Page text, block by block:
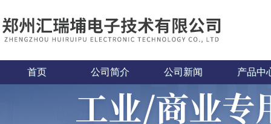
首页 公司简介 公司新闻 产品中